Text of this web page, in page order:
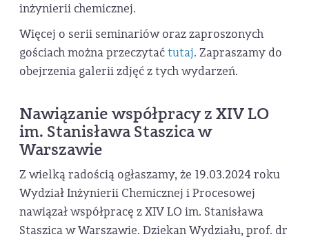
inżynierii chemicznej.
Więcej o serii seminariów oraz zaproszonych
gościach można przeczytaćtutaj. Zapraszamy do
obejrzenia galerii zdjęć z tych wydarzeń.
Nawiązanie współpracy z XIV LO
im. Stanisława Staszica w
Warszawie
Z wielką radością ogłaszamy, że 19.03.2024 roku
Wydział Inżynierii Chemicznej i Procesowej
nawiązał współpracę z XIV LO im. Stanisława
Staszica w Warszawie. Dziekan Wydziału, prof. dr